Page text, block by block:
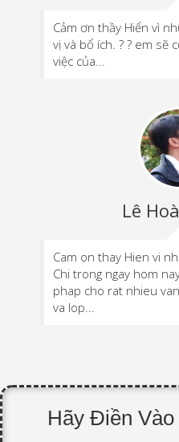
Cảm ơn thầy Hiển vì
vị và bổ ích. ? ? em sẽ
việc của...
Lê
Cam on thay Hien vi
Chi trong ngay hom
phap cho rat nhieu
va lop...
Hãy Điền